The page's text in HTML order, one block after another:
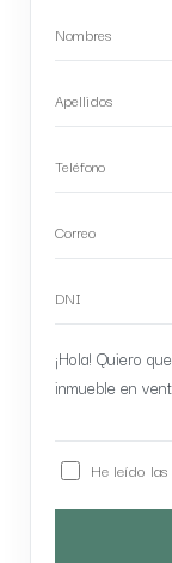
He leído las